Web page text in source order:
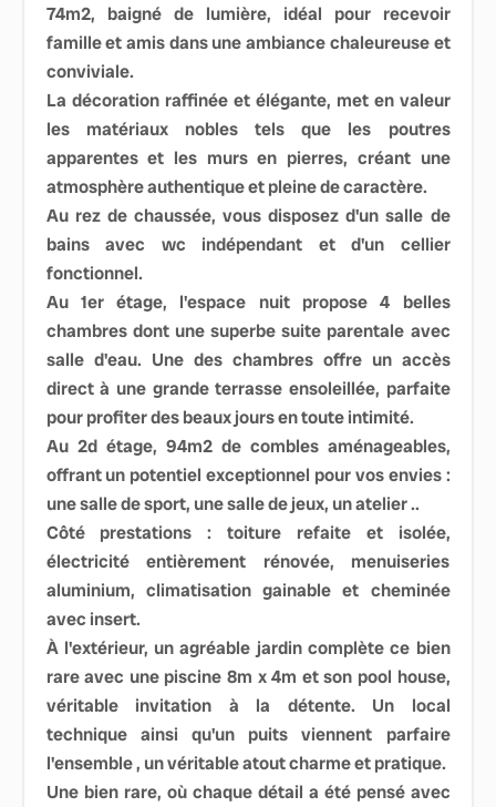
74m2, baigné de lumière, idéal pour recevoir
famille et amis dans une ambiance chaleureuse et
conviviale.
La décoration raffinée et élégante, met en valeur
les matériaux nobles tels que les poutres
apparentes et les murs en pierres, créant une
atmosphère authentique et pleine de caractère.
Au rez de chaussée, vous disposez d'un salle de
bains avec wc indépendant et d'un cellier
fonctionnel.
Au 1er étage, l'espace nuit propose 4 belles
chambres dont une superbe suite parentale avec
salle d'eau. Une des chambres offre un accès
direct à une grande terrasse ensoleillée, parfaite
pour profiter des beaux jours en toute intimité.
Au 2d étage, 94m2 de combles aménageables,
offrant un potentiel exceptionnel pour vos envies :
une salle de sport, une salle de jeux, un atelier ..
Côté prestations : toiture refaite et isolée,
électricité entièrement rénovée, menuiseries
aluminium, climatisation gainable et cheminée
avec insert.
À l'extérieur, un agréable jardin complète ce bien
rare avec une piscine 8m x 4m et son pool house,
véritable invitation à la détente. Un local
technique ainsi qu'un puits viennent parfaire
l'ensemble , un véritable atout charme et pratique.
Une bien rare, où chaque détail a été pensé avec